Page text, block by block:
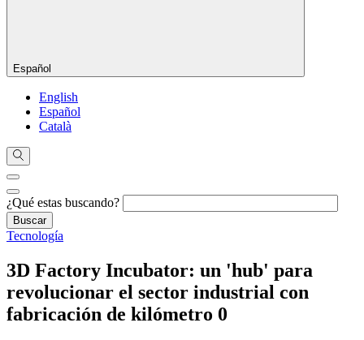
Español
English
Español
Català
¿Qué estas buscando?
Tecnología
3D Factory Incubator: un 'hub' para
revolucionar el sector industrial con
fabricación de kilómetro 0